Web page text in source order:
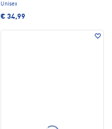
Unisex
€ 34,99